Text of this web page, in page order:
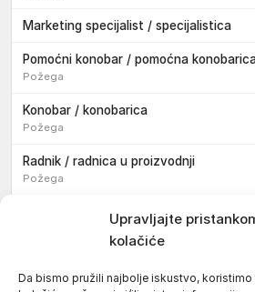
Upravljajte
kolačiće
Da bismo pružili najbolje iskustvo,
Marketing specijalist / specijalistica
Pomoćni konobar / pomoćna
Požega
Konobar / konobarica
Požega
Radnik / radnica u proizvodnji
Požega
Sezonski pomoćni radnik / sezonska
Pomoćni pekar / pomoćna pekarica